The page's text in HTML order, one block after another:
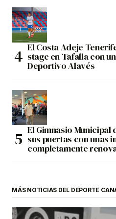
El Costa Adeje
stage en Tafalla con
Deportivo Alavés
El Gimnasio Municipal
sus puertas con unas
completamente
MÁS NOTICIAS DEL DEPORTE